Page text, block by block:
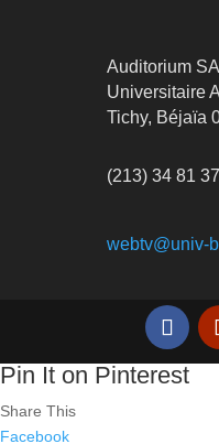
Auditorium
Universitaire
Tichy, Béjaïa
(213) 34 81
webtv@univ-
Pin It on Pinterest
Share This
Facebook